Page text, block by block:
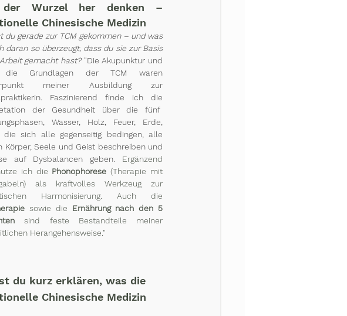
der Wurzel her denken –
Chinesische Medizin
du gerade zur TCM gekommen – und was
daran so überzeugt, dass du sie zur Basis
gemacht hast? "Die Akupunktur und
die Grundlagen der TCM waren
meiner Ausbildung zur
Faszinierend finde ich die
der Gesundheit über die fünf
Wasser, Holz, Feuer, Erde,
die sich alle gegenseitig bedingen, alle
Körper, Seele und Geist beschreiben und
auf Dysbalancen geben. Ergänzend
ich die Phonophorese (Therapie mit
als kraftvolles Werkzeug zur
sowie die Ernährung nach den 5
sind feste Bestandteile meiner
Herangehensweise."
du kurz erklären, was die
Chinesische Medizin